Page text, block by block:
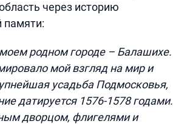
через историю
памяти:
родном городе – Балашихе.
мой взгляд на мир и
усадьба Подмосковья,
датируется 1576-1578 годами.
дворцом, флигелями и